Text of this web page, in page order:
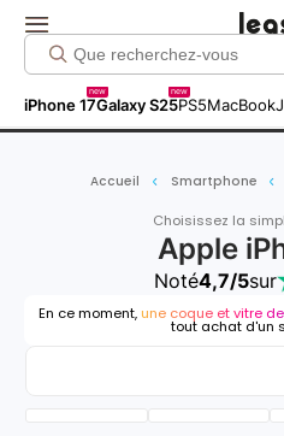
iPhone 17
new
Galaxy S25
new
PS5MacBook
Accueil Smartphone
Choisissez la
Apple
Noté4,7/5sur
En ce moment, une coque et vitre
tout achat d'un